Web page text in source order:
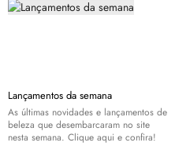
Lançamentos da semana
As últimas novidades e lançamentos de
beleza que desembarcaram no site
nesta semana. Clique aqui e confira!